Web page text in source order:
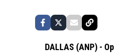
DALLAS (ANP) -